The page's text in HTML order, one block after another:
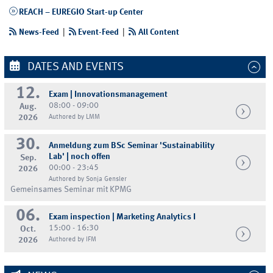
REACH – EUREGIO Start-up Center
News-Feed Event-Feed | All Content
DATES AND EVENTS
12.
Aug.
2026
Exam | Innovationsmanagement
08:00 - 09:00
Authored by LMM
30.
Sep.
2026
Anmeldung zum BSc Seminar 'Sustainability
Lab' | noch offen
00:00 - 23:45
Authored by Sonja Gensler
Gemeinsames Seminar mit KPMG
06.
Oct.
2026
Exam inspection | Marketing Analytics I
15:00 - 16:30
Authored by IFM